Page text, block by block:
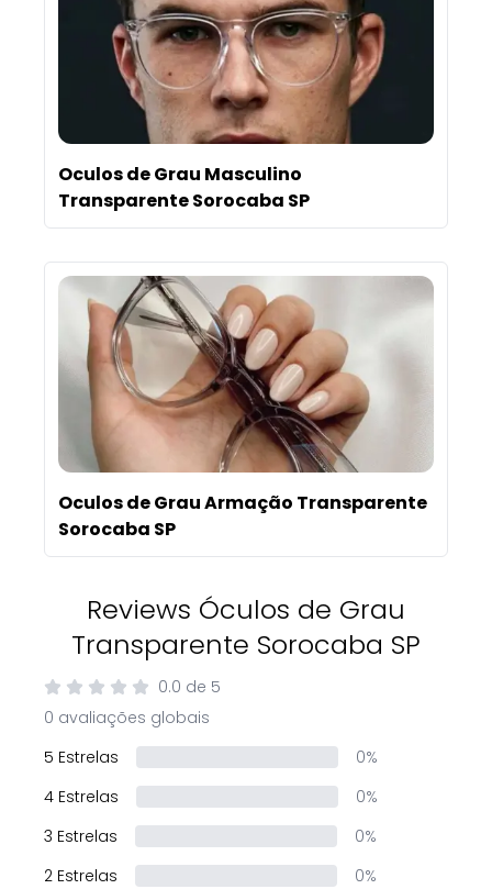
Oculos de Grau Masculino
Transparente Sorocaba SP
Oculos de Grau Armação Transparente
Sorocaba SP
Reviews Óculos de Grau
Transparente Sorocaba SP
0.0 de 5
0 avaliações globais
5 Estrelas
0%
4 Estrelas
0%
3 Estrelas
0%
2 Estrelas
0%